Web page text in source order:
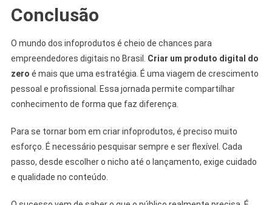
Conclusão
O mundo dos infoprodutos é cheio de chances para
empreendedores digitais no Brasil. Criar um produto digital do
zero é mais que uma estratégia. É uma viagem de crescimento
pessoal e profissional. Essa jornada permite compartilhar
conhecimento de forma que faz diferença.
Para se tornar bom em criar infoprodutos, é preciso muito
esforço. É necessário pesquisar sempre e ser flexível. Cada
passo, desde escolher o nicho até o lançamento, exige cuidado
e qualidade no conteúdo.